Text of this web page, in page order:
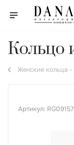
Кольцо
Женские кольца -
Артикул: